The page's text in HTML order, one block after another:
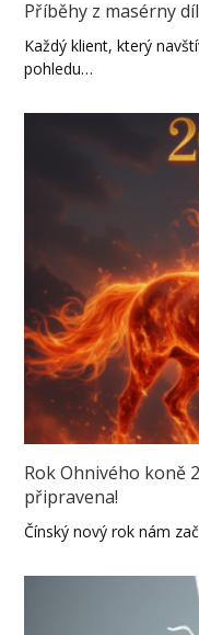
Příběhy z masérny
Každý klient, který
pohledu…
Rok Ohnivého koně
připravena!
Čínský nový rok nám